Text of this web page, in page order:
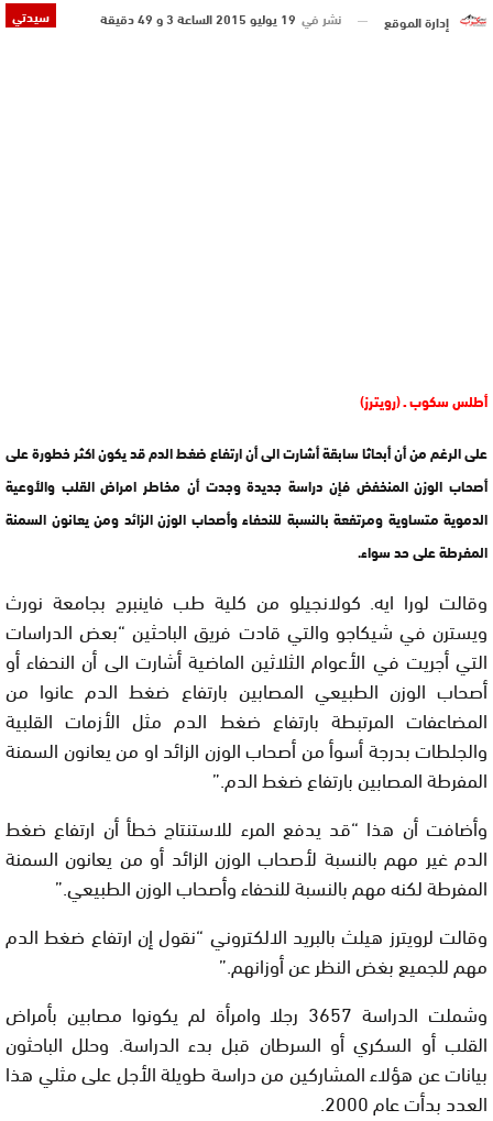
سيدتي إدارة الموقع نشر في 19 يوليو 2015 الساعة 3 و 49 دقيقة
أطلس سكوب ـ (رويترز)
على الرغم من أن أبحاثا سابقة أشارت الى أن ارتفاع ضغط الدم قد يكون اكثر خطورة على
أصحاب الوزن المنخفض فإن دراسة جديدة وجدت أن مخاطر امراض القلب والأوعية
الدموية متساوية ومرتفعة بالنسبة للنحفاء وأصحاب الوزن الزائد ومن يعانون السمنة
المفرطة على حد سواء.
وقالت لورا ايه. كولانجيلو من كلية طب فاينبرج بجامعة نورث
ويسترن في شيكاجو والتي قادت فريق الباحثين “بعض الدراسات
التي أجريت في الأعوام الثلاثين الماضية أشارت الى أن النحفاء أو
أصحاب الوزن الطبيعي المصابين بارتفاع ضغط الدم عانوا من
المضاعفات المرتبطة بارتفاع ضغط الدم مثل الأزمات القلبية
والجلطات بدرجة أسوأ من أصحاب الوزن الزائد او من يعانون السمنة
المفرطة المصابين بارتفاع ضغط الدم.”
وأضافت أن هذا “قد يدفع المرء للاستنتاج خطأ أن ارتفاع ضغط
الدم غير مهم بالنسبة لأصحاب الوزن الزائد أو من يعانون السمنة
المفرطة لكنه مهم بالنسبة للنحفاء وأصحاب الوزن الطبيعي.”
وقالت لرويترز هيلث بالبريد الالكتروني “نقول إن ارتفاع ضغط الدم
مهم للجميع بغض النظر عن أوزانهم.”
وشملت الدراسة 3657 رجلا وامرأة لم يكونوا مصابين بأمراض
القلب أو السكري أو السرطان قبل بدء الدراسة. وحلل الباحثون
بيانات عن هؤلاء المشاركين من دراسة طويلة الأجل على مثلي هذا
العدد بدأت عام 2000.